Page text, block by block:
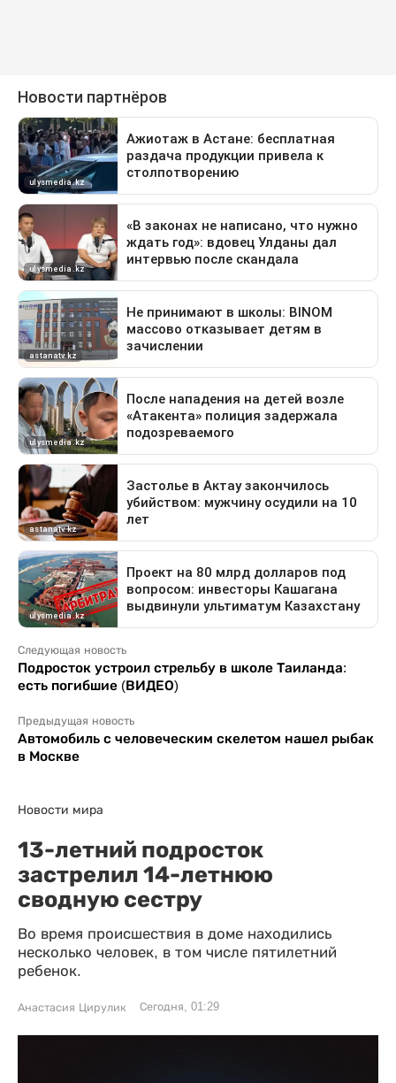
Следующая новость
Подросток устроил стрельбу в школе Таиланда:
есть погибшие (ВИДЕО)
Предыдущая новость
Автомобиль с человеческим скелетом нашел рыбак
в Москве
Новости мира
13-летний подросток
застрелил 14-летнюю
сводную сестру
Во время происшествия в доме находились
несколько человек, в том числе пятилетний
ребенок.
Анастасия Цирулик Сегодня, 01:29